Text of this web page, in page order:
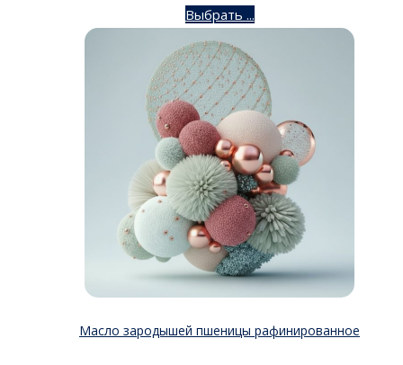
Выбрать ...
Масло зародышей пшеницы рафинированное